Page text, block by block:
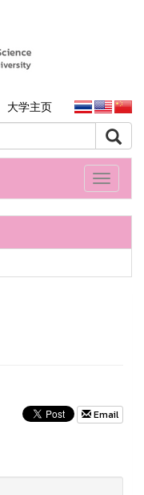
大学主页
Toggle
Email